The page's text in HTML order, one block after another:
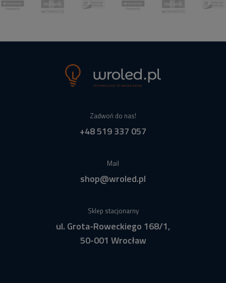
Zadwoń do nas!
+48 519 337 057
Mail
shop@wroled.pl
Sklep stacjonarny
ul. Grota-Roweckiego 168/1,
50-001 Wrocław